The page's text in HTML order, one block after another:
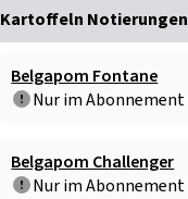
Kartoffeln Notierungen
Belgapom Fontane
Nur im Abonnement
Belgapom Challenger
Nur im Abonnement